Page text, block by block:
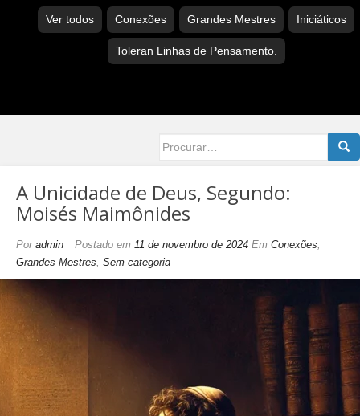
Ver todos Conexões Grandes Mestres Iniciáticos
Toleran Linhas de Pensamento.
for:
A Unicidade de Deus, Segundo:
Moisés Maimônides
Por admin Postado em 11 de novembro de 2024 Em Conexões,
Grandes Mestres, Sem categoria